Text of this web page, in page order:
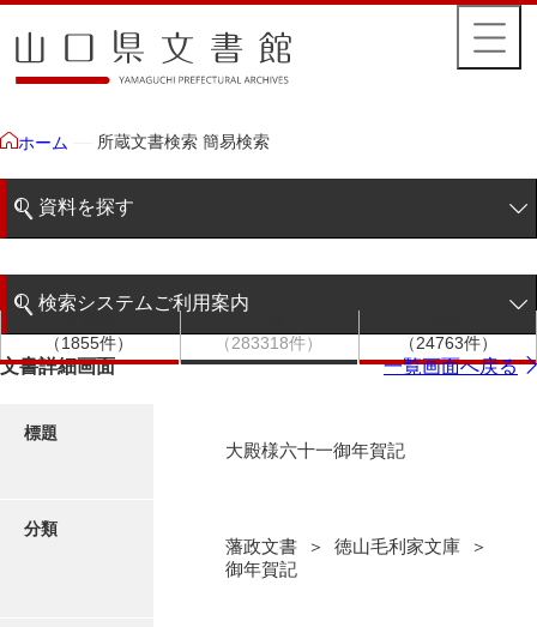
ホーム 所蔵文書検索 簡易検索
資料を探す
階層検索
写真・絵はがき
検索システムご利用案内
検索システムの利用について
（1855件）
（283318件）
（24763件）
文書詳細画面 一覧画面へ戻る
標題
大殿様六十一御年賀記
分類
藩政文書 ＞ 徳山毛利家文庫 ＞
御年賀記